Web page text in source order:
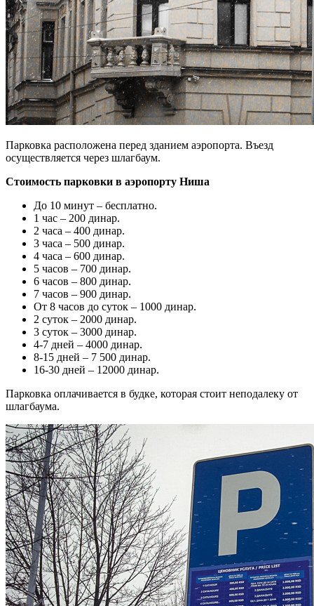
Парковка расположена перед зданием аэропорта. Въезд
осуществляется через шлагбаум.
Стоимость парковки в аэропорту Ниша
До 10 минут – бесплатно.
1 час – 200 динар.
2 часа – 400 динар.
3 часа – 500 динар.
4 часа – 600 динар.
5 часов – 700 динар.
6 часов – 800 динар.
7 часов – 900 динар.
От 8 часов до суток – 1000 динар.
2 суток – 2000 динар.
3 суток – 3000 динар.
4-7 дней – 4000 динар.
8-15 дней – 7 500 динар.
16-30 дней – 12000 динар.
Парковка оплачивается в будке, которая стоит неподалеку от
шлагбаума.